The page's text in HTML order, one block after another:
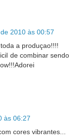
2010 às 00:57
a produçao!!!!
de combinar sendo
às 06:27
cores vibrantes...